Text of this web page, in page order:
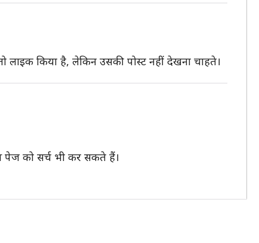
किया है, लेकिन उसकी पोस्ट नहीं देखना चाहते।
को सर्च भी कर सकते हैं।